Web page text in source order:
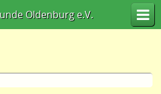
Oldenburg e.V.